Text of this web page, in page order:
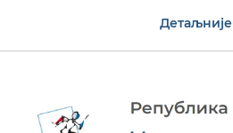
Детаљније